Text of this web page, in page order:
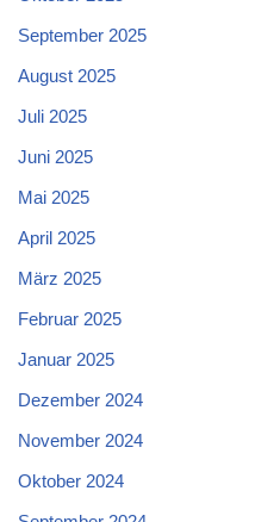
September 2025
August 2025
Juli 2025
Juni 2025
Mai 2025
April 2025
März 2025
Februar 2025
Januar 2025
Dezember 2024
November 2024
Oktober 2024